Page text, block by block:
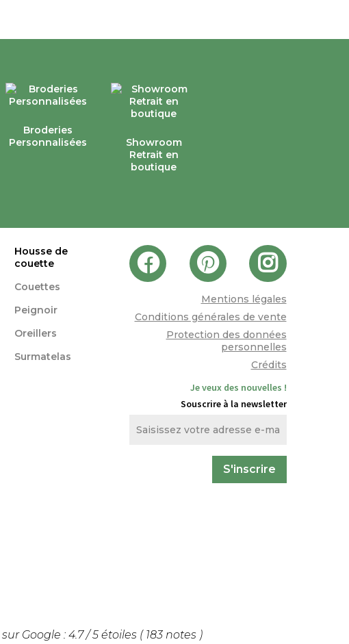
Broderies
Personnalisées
Showroom
Retrait en
boutique
Housse de
couette
Couettes
Peignoir
Oreillers
Surmatelas
Mentions légales
Conditions générales de vente
Protection des données
personnelles
Crédits
Je veux des nouvelles !
Souscrire à la newsletter
sur Google : 4.7/5 étoiles ( 183 notes )